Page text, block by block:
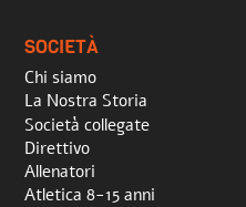
SOCIETÀ
Chi siamo
La Nostra Storia
Società collegate
Direttivo
Allenatori
Atletica 8-15 anni